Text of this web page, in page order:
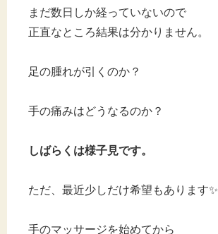
まだ数日しか経っていないので
正直なところ結果は分かりません。
足の腫れが引くのか？
手の痛みはどうなるのか？
しばらくは様子見です。
ただ、最近少しだけ希望もあります✨
手のマッサージを始めてから